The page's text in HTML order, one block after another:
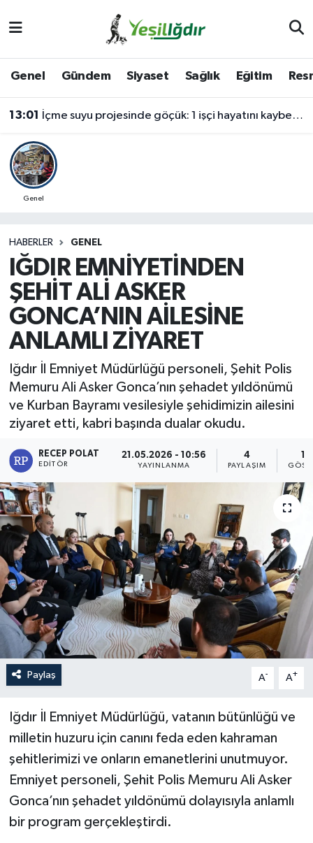
Genel Gündem Siyaset Sağlık Eğitim
13:01 İçme suyu projesinde göçük: 1 işçi hayatını kaybetti, 1'i ağır yaralı
Genel
HABERLER GENEL
IĞDIR EMNİYETİNDEN
ŞEHİT ALİ ASKER
GONCA’NIN AİLESİNE
ANLAMLI ZİYARET
Iğdır İl Emniyet Müdürlüğü personeli, Şehit Polis
Memuru Ali Asker Gonca’nın şehadet yıldönümü
ve Kurban Bayramı vesilesiyle şehidimizin ailesini
ziyaret etti, kabri başında dualar okudu.
RECEP POLAT
EDITÖR
21.05.2026 - 10:56
YAYINLANMA
4
PAYLAŞIM
Paylaş A- A+
Iğdır İl Emniyet Müdürlüğü, vatanın bütünlüğü ve
milletin huzuru için canını feda eden kahraman
şehitlerimizi ve onların emanetlerini unutmuyor.
Emniyet personeli, Şehit Polis Memuru Ali Asker
Gonca’nın şehadet yıldönümü dolayısıyla anlamlı
bir program gerçekleştirdi.
İğdir Namaz Vakitleri
Iğdır Trafik Yoğunluk Haritası
Süper Lig Puan Durumu ve Fikstür
Son Dakika Haberleri
Haber Arşivi